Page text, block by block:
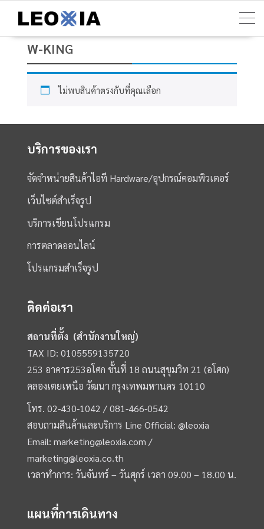
content
W-KING
ไม่พบสินค้าตรงกับที่คุณเลือก
บริการของเรา
จัดจำหน่ายสินค้าไอที Hardware/อุปกรณ์คอมพิวเตอร์
เว็บไซต์สำเร็จรูป
บริการเขียนโปรแกรม
การตลาดออนไลน์
โปรแกรมสำเร็จรูป
ติดต่อเรา
สถานที่ตั้ง (สำนักงานใหญ่)
TAX ID: 0105559135720
253 อาคาร253อโศก ชั้นที่ 18 ถนนสุขุมวิท 21 (อโศก)
คลองเตยเหนือ วัฒนา กรุงเทพมหานคร 10110
โทร.02-430-1042 /081-466-0542
สอบถามสินค้าและบริการ Line Official:@leoxia
Email:marketing@leoxia.com /
marketing@leoxia.co.th
เวลาทำการ: วันจันทร์ – วันศุกร์ เวลา 09.00 – 18.00 น.
แผนที่การเดินทาง